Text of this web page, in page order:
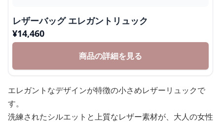
レザーバッグ エレガントリュック
¥14,460
商品の詳細を見る
エレガントなデザインが特徴の小さめレザーリュックで
す。
洗練されたシルエットと上質なレザー素材が、大人の女性